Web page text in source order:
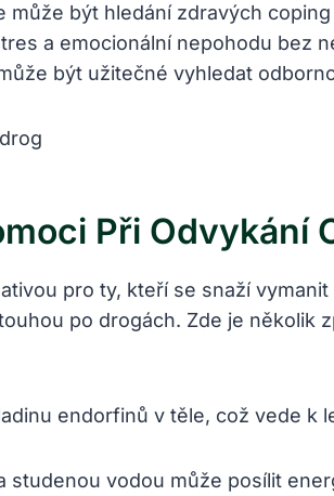
být hledání zdravých
a emocionální nepohodu bez
být užitečné vyhledat
Při Odvykání
pro ty, kteří se snaží
po drogách. Zde je několik
endorfinů v těle, což vede k
studenou vodou může posílit